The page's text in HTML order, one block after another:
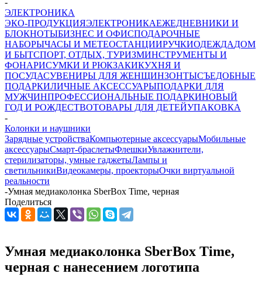
-
ЭЛЕКТРОНИКА
ЭКО-ПРОДУКЦИЯЭЛЕКТРОНИКАЕЖЕДНЕВНИКИ И
БЛОКНОТЫБИЗНЕС И ОФИСПОДАРОЧНЫЕ
НАБОРЫЧАСЫ И МЕТЕОСТАНЦИИРУЧКИОДЕЖДАДОМ
И БЫТСПОРТ, ОТДЫХ, ТУРИЗМИНСТРУМЕНТЫ И
ФОНАРИСУМКИ И РЮКЗАКИКУХНЯ И
ПОСУДАСУВЕНИРЫ ДЛЯ ЖЕНЩИНЗОНТЫСЪЕДОБНЫЕ
ПОДАРКИЛИЧНЫЕ АКСЕССУАРЫПОДАРКИ ДЛЯ
МУЖЧИНПРОФЕССИОНАЛЬНЫЕ ПОДАРКИНОВЫЙ
ГОД И РОЖДЕСТВОТОВАРЫ ДЛЯ ДЕТЕЙУПАКОВКА
-
Колонки и наушники
Зарядные устройстваКомпьютерные аксессуарыМобильные
аксессуарыСмарт-браслетыФлешкиУвлажнители,
стерилизаторы, умные гаджетыЛампы и
светильникиВидеокамеры, проекторыОчки виртуальной
реальности
-Умная медиаколонка SberBox Time, черная
Поделиться
Умная медиаколонка SberBox Time,
черная с нанесением логотипа